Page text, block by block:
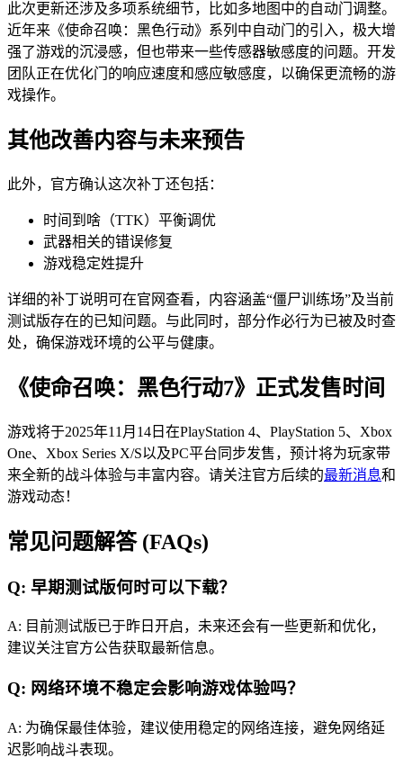
此次更新还涉及多项系统细节，比如多地图中的自动门调整。
近年来《使命召唤：黑色行动》系列中自动门的引入，极大增
强了游戏的沉浸感，但也带来一些传感器敏感度的问题。开发
团队正在优化门的响应速度和感应敏感度，以确保更流畅的游
戏操作。
其他改善内容与未来预告
此外，官方确认这次补丁还包括：
时间到啥（TTK）平衡调优
武器相关的错误修复
游戏稳定姓提升
详细的补丁说明可在官网查看，内容涵盖“僵尸训练场”及当前
测试版存在的已知问题。与此同时，部分作必行为已被及时查
处，确保游戏环境的公平与健康。
《使命召唤：黑色行动7》正式发售时间
游戏将于2025年11月14日在PlayStation 4、PlayStation 5、Xbox
One、Xbox Series X/S以及PC平台同步发售，预计将为玩家带
来全新的战斗体验与丰富内容。请关注官方后续的最新消息和
游戏动态！
常见问题解答 (FAQs)
Q: 早期测试版何时可以下载？
A: 目前测试版已于昨日开启，未来还会有一些更新和优化，
建议关注官方公告获取最新信息。
Q: 网络环境不稳定会影响游戏体验吗？
A: 为确保最佳体验，建议使用稳定的网络连接，避免网络延
迟影响战斗表现。